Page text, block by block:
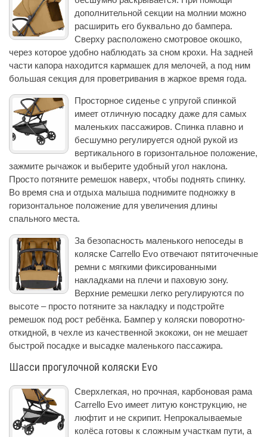
дополнительной секции на молнии можно
расширить его буквально до бампера.
Сверху расположено смотровое окошко,
через которое удобно наблюдать за сном крохи. На задней
части капора находится кармашек для мелочей, а под ним
большая секция для проветривания в жаркое время года.
Просторное сиденье с упругой спинкой
имеет отличную посадку даже для самых
маленьких пассажиров. Спинка плавно и
бесшумно регулируется одной рукой из
вертикального в горизонтальное положение,
зажмите рычажок и выберите удобный угол наклона.
Просто потяните ремешок наверх, чтобы поднять спинку.
Во время сна и отдыха малыша поднимите подножку в
горизонтальное положение для увеличения длины
спального места.
За безопасность маленького непоседы в
коляске Carrello Evo отвечают пятиточечные
ремни с мягкими фиксированными
накладками на плечи и паховую зону.
Верхние ремешки легко регулируются по
высоте – просто потяните за накладку и подстройте
ремешок под рост ребёнка. Бампер у коляски поворотно-
откидной, в чехле из качественной экокожи, он не мешает
быстрой посадке и высадке маленького пассажира.
Шасси прогулочной коляски Evo
Сверхлегкая, но прочная, карбоновая рама
Carrello Evo имеет литую конструкцию, не
люфтит и не скрипит. Непрокалываемые
колёса готовы к сложным участкам пути, а